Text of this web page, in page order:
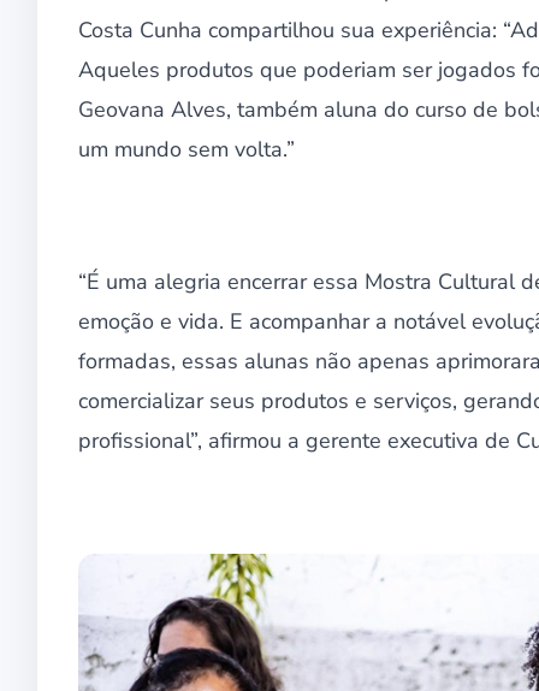
Costa Cunha compartilhou sua experiência:
Aqueles produtos que poderiam ser jogados
Geovana Alves, também aluna do curso de
um mundo sem volta.”
“É uma alegria encerrar essa Mostra Cultural
emoção e vida. E acompanhar a notável
formadas, essas alunas não apenas
comercializar seus produtos e serviços,
profissional”, afirmou a gerente executiva de